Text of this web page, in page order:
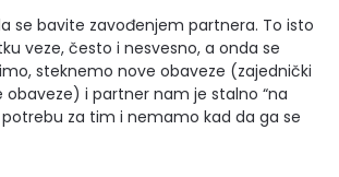
se bavite zavođenjem partnera. To isto
veze, često i nesvesno, a onda se
steknemo nove obaveze (zajednički
obaveze) i partner nam je stalno “na
potrebu za tim i nemamo kad da ga se